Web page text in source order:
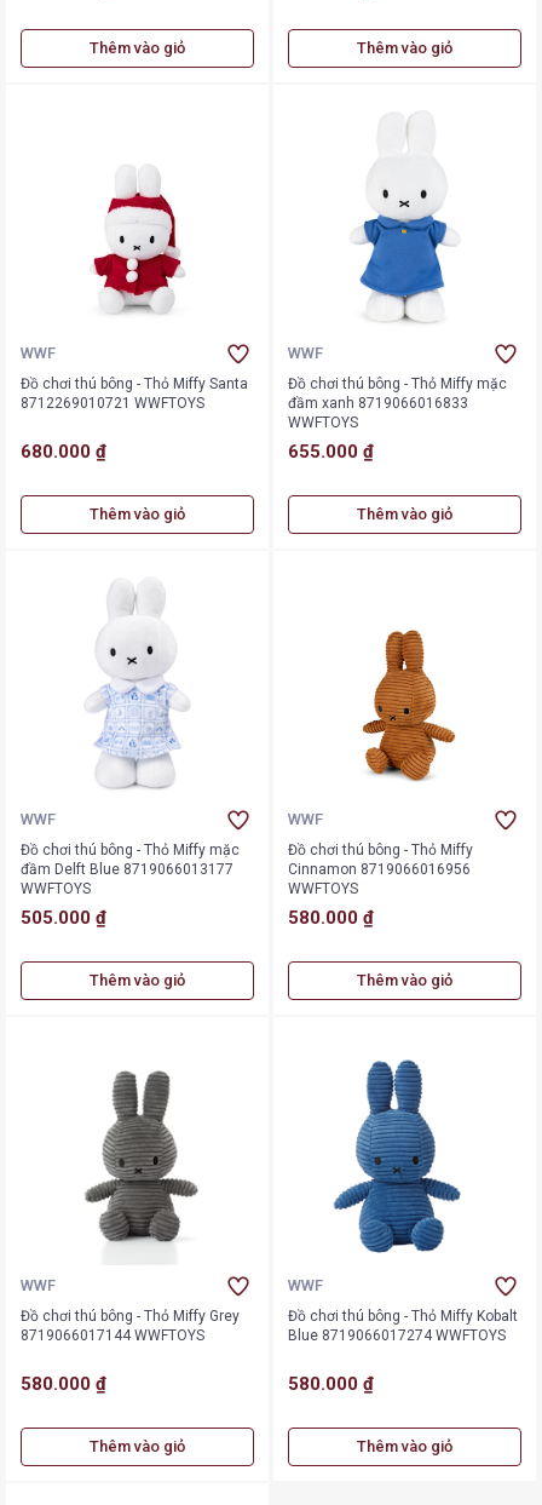
Thêm vào giỏ Thêm vào giỏ
WWF
Đồ chơi thú bông - Thỏ Miffy Santa
8712269010721 WWFTOYS
680.000 ₫
Thêm vào giỏ
WWF
Đồ chơi thú bông - Thỏ Miffy mặc
đầm xanh 8719066016833
WWFTOYS
655.000 ₫
Thêm vào giỏ
WWF
Đồ chơi thú bông - Thỏ Miffy mặc
đầm Delft Blue 8719066013177
WWFTOYS
505.000 ₫
Thêm vào giỏ
WWF
Đồ chơi thú bông - Thỏ Miffy
Cinnamon 8719066016956
WWFTOYS
580.000 ₫
Thêm vào giỏ
WWF
Đồ chơi thú bông - Thỏ Miffy Grey
8719066017144 WWFTOYS
580.000 ₫
Thêm vào giỏ
WWF
Đồ chơi thú bông - Thỏ Miffy Kobalt
Blue 8719066017274 WWFTOYS
580.000 ₫
Thêm vào giỏ